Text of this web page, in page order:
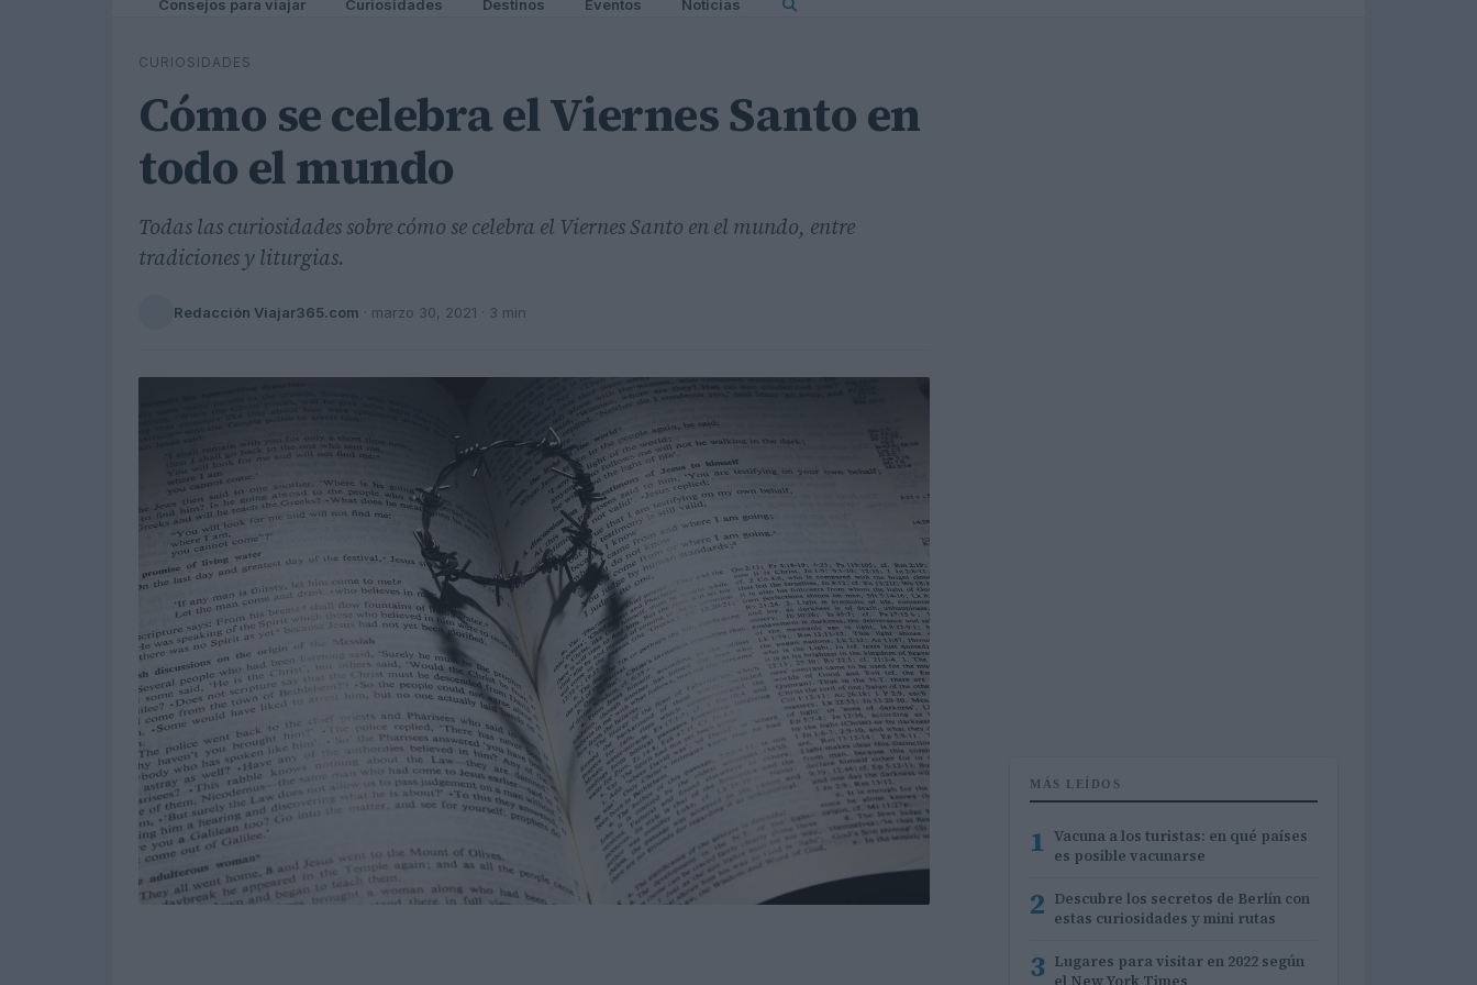
Consejos para viajar Curiosidades Destinos Eventos Noticias
CURIOSIDADES
Cómo se celebra el Viernes Santo en
todo el mundo
Todas las curiosidades sobre cómo se celebra el Viernes Santo en el mundo, entre
tradiciones y liturgias.
Redacción Viajar365.com · marzo 30, 2021 · 3 min
MÁS LEÍDOS
1 Vacuna a los turistas: en qué países
es posible vacunarse
2 Descubre los secretos de Berlín con
estas curiosidades y mini rutas
3 Lugares para visitar en 2022 según
el New York Times